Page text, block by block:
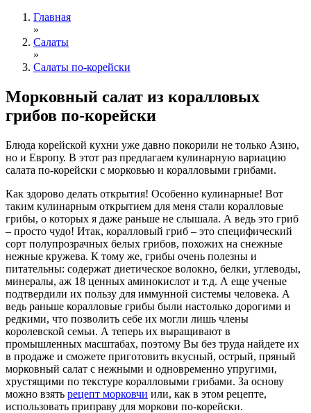
Главная
»
Салаты
»
Салаты по-корейски
Морковный салат из коралловых
грибов по-корейски
Блюда корейской кухни уже давно покорили не только Азию,
но и Европу. В этот раз предлагаем кулинарную вариацию
салата по-корейски с морковью и коралловыми грибами.
Как здорово делать открытия! Особенно кулинарные! Вот
таким кулинарным открытием для меня стали коралловые
грибы, о которых я даже раньше не слышала. А ведь это гриб
– просто чудо! Итак, коралловый гриб – это специфический
сорт полупрозрачных белых грибов, похожих на снежные
нежные кружева. К тому же, грибы очень полезны и
питательны: содержат диетическое волокно, белки, углеводы,
минералы, аж 18 ценных аминокислот и т.д. А еще ученые
подтвердили их пользу для иммунной системы человека. А
ведь раньше коралловые грибы были настолько дорогими и
редкими, что позволить себе их могли лишь члены
королевской семьи. А теперь их выращивают в
промышленных масштабах, поэтому Вы без труда найдете их
в продаже и сможете приготовить вкусный, острый, пряный
морковный салат с нежными и одновременно упругими,
хрустящими по текстуре коралловыми грибами. За основу
можно взять рецепт морковчи или, как в этом рецепте,
использовать приправу для моркови по-корейски.